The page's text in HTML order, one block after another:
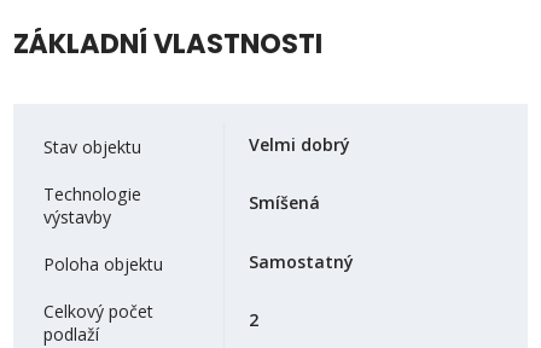
ZÁKLADNÍ VLASTNOSTI
Stav objektu Velmi dobrý
Technologie
výstavby
Smíšená
Poloha objektu Samostatný
Celkový počet
podlaží
2